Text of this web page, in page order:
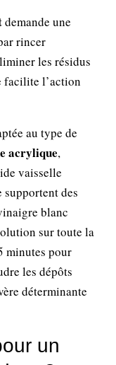
demande une
rincer
les résidus
facilite l’action
au type de
acrylique,
vaisselle
supportent des
blanc
sur toute la
minutes pour
les dépôts
déterminante
un